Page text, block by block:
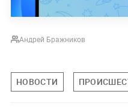
Андрей Бражников
НОВОСТИ